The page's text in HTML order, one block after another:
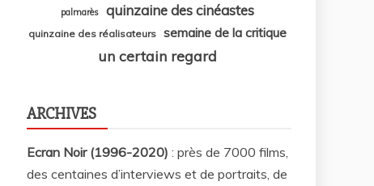
palmarès quinzaine des cinéastes
quinzaine des réalisateurs semaine de la critique
un certain regard
ARCHIVES
Ecran Noir (1996-2020) : près de 7000 films,
des centaines d’interviews et de portraits, de